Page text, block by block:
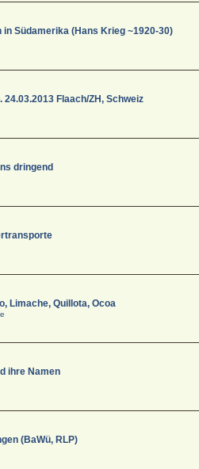
Südamerika (Hans Krieg ~1920-30)
Flaach/ZH, Schweiz
dringend
Limache, Quillota, Ocoa
ihre Namen
(BaWü, RLP)